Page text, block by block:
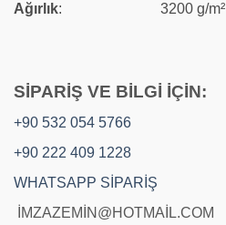
Ağırlık: 3200 g/m²
SİPARİŞ VE BİLGİ İÇİN:
+90 532 054 5766
+90 222 409 1228
WHATSAPP SİPARİŞ
İMZAZEMİN@HOTMAİL.COM